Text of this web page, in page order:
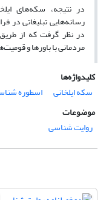
در نتیجه، سکه‌های
رسانه‌هایی تبلیغاتی
در نظر گرفت که از
مردمانی با باورها و
کلیدواژه‌ها
سکه‌ ایلخانی
اسطوره
موضوعات
روایت شناسی